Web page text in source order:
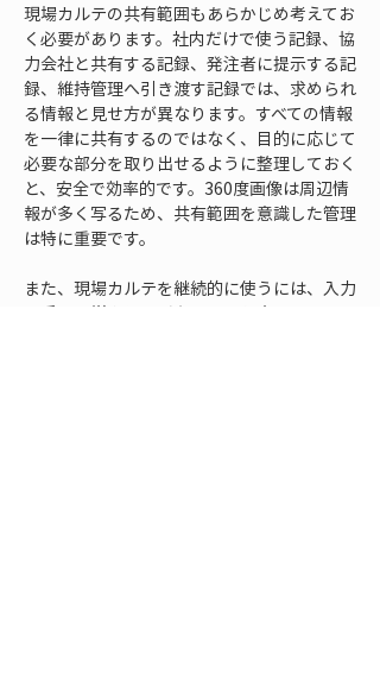
現場カルテの共有範囲もあらかじめ考えてお
く必要があります。社内だけで使う記録、協
力会社と共有する記録、発注者に提示する記
録、維持管理へ引き渡す記録では、求められ
る情報と見せ方が異なります。すべての情報
を一律に共有するのではなく、目的に応じて
必要な部分を取り出せるように整理しておく
と、安全で効率的です。360度画像は周辺情
報が多く写るため、共有範囲を意識した管理
は特に重要です。
また、現場カルテを継続的に使うには、入力
の手間を増やしすぎないことも大切です。理